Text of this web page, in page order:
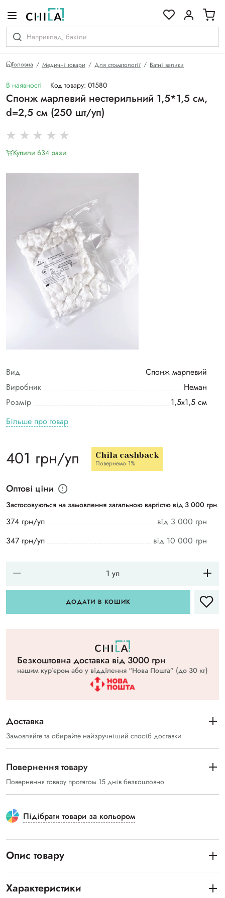
Головна Медичні товари Для стоматології Ватні валики
В наявності Код товару: 01580
Спонж марлевий нестерильний 1,5*1,5 см,
d=2,5 см (250 шт/уп)
Купили 634 рази
Вид
Спонж марлевий
Виробник
Неман
Розмір
1,5х1,5 см
Більше про товар
401 грн/уп Chila cashback
Повернемо 1%
Оптові ціни
Застосовуються на замовлення загальною вартістю від 3 000 грн
374 грн/уп
від 3 000 грн
347 грн/уп
від 10 000 грн
ДОДАТИ В КОШИК
Безкоштовна доставка вiд 3000 грн
нашим курʼєром або у відділення “Нова Пошта” (до 30 кг)
Доставка
Замовляйте та обирайте найзручніший спосіб доставки
Повернення товару
Повернення товару протягом 15 днів безкоштовно
Підібрати товари за кольором
Опис товару
Характеристики
гамі